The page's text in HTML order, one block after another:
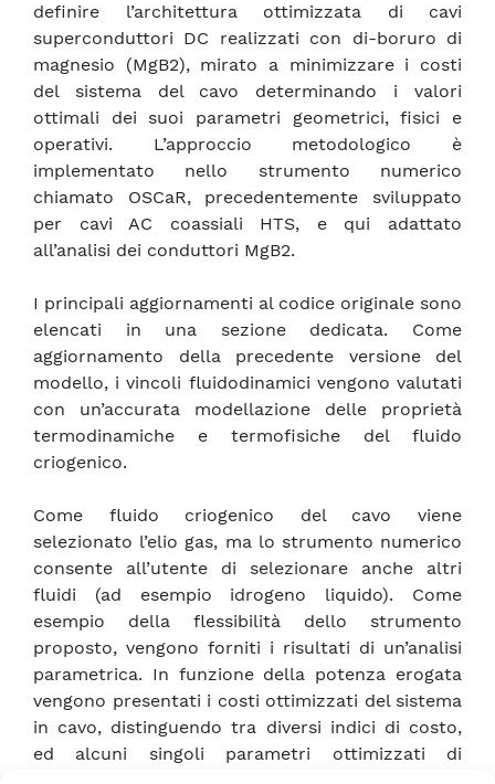
definire l’architettura ottimizzata di cavi
superconduttori DC realizzati con di-boruro di
magnesio (MgB2), mirato a minimizzare i costi
del sistema del cavo determinando i valori
ottimali dei suoi parametri geometrici, fisici e
operativi. L’approccio metodologico è
implementato nello strumento numerico
chiamato OSCaR, precedentemente sviluppato
per cavi AC coassiali HTS, e qui adattato
all’analisi dei conduttori MgB2.
I principali aggiornamenti al codice originale sono
elencati in una sezione dedicata. Come
aggiornamento della precedente versione del
modello, i vincoli fluidodinamici vengono valutati
con un’accurata modellazione delle proprietà
termodinamiche e termofisiche del fluido
criogenico.
Come fluido criogenico del cavo viene
selezionato l’elio gas, ma lo strumento numerico
consente all’utente di selezionare anche altri
fluidi (ad esempio idrogeno liquido). Come
esempio della flessibilità dello strumento
proposto, vengono forniti i risultati di un’analisi
parametrica. In funzione della potenza erogata
vengono presentati i costi ottimizzati del sistema
in cavo, distinguendo tra diversi indici di costo,
ed alcuni singoli parametri ottimizzati di